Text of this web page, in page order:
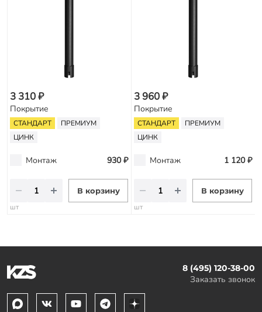
3 310 ₽
Покрытие
СТАНДАРТ
ПРЕМИУМ
ЦИНК
Монтаж 930 ₽
В корзину
шт
3 960 ₽
Покрытие
СТАНДАРТ
ПРЕМИУМ
ЦИНК
Монтаж 1 120 ₽
В корзину
шт
8 (495) 120-38-00
Заказать звонок